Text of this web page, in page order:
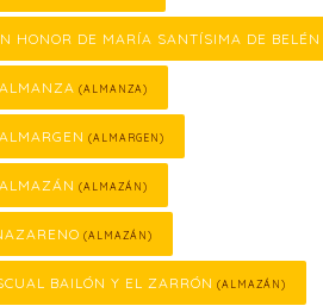
HONOR DE MARÍA SANTÍSIMA DE BELÉN
(ALMANZA)
(ALMARGEN)
(ALMAZÁN)
(ALMAZÁN)
BAILÓN Y EL ZARRÓN (ALMAZÁN)